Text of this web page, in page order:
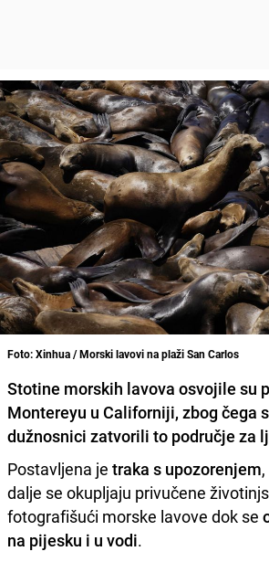
Foto: Xinhua / Morski lavovi na plaži San Carlos
Stotine morskih lavova osvojile su
Montereyu u Californiji, zbog čega
dužnosnici zatvorili to područje za
Postavljena je traka s upozorenjem
dalje se okupljaju privučene
fotografišući morske lavove dok se
na pijesku i u vodi.